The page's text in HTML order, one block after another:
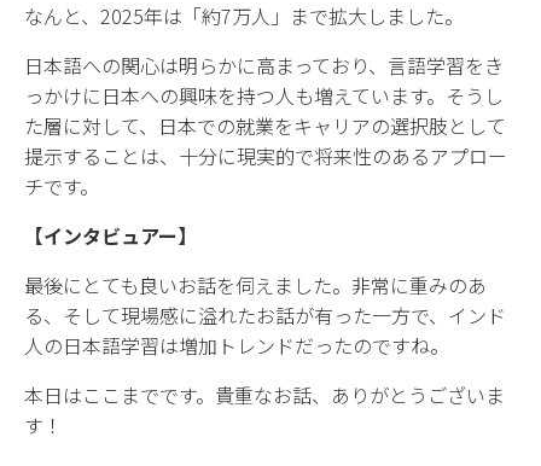
なんと、2025年は「約7万人」まで拡大しました。
日本語への関心は明らかに高まっており、言語学習をき
っかけに日本への興味を持つ人も増えています。そうし
た層に対して、日本での就業をキャリアの選択肢として
提示することは、十分に現実的で将来性のあるアプロー
チです。
【インタビュアー】
最後にとても良いお話を伺えました。非常に重みのあ
る、そして現場感に溢れたお話が有った一方で、インド
人の日本語学習は増加トレンドだったのですね。
本日はここまでです。貴重なお話、ありがとうございま
す！